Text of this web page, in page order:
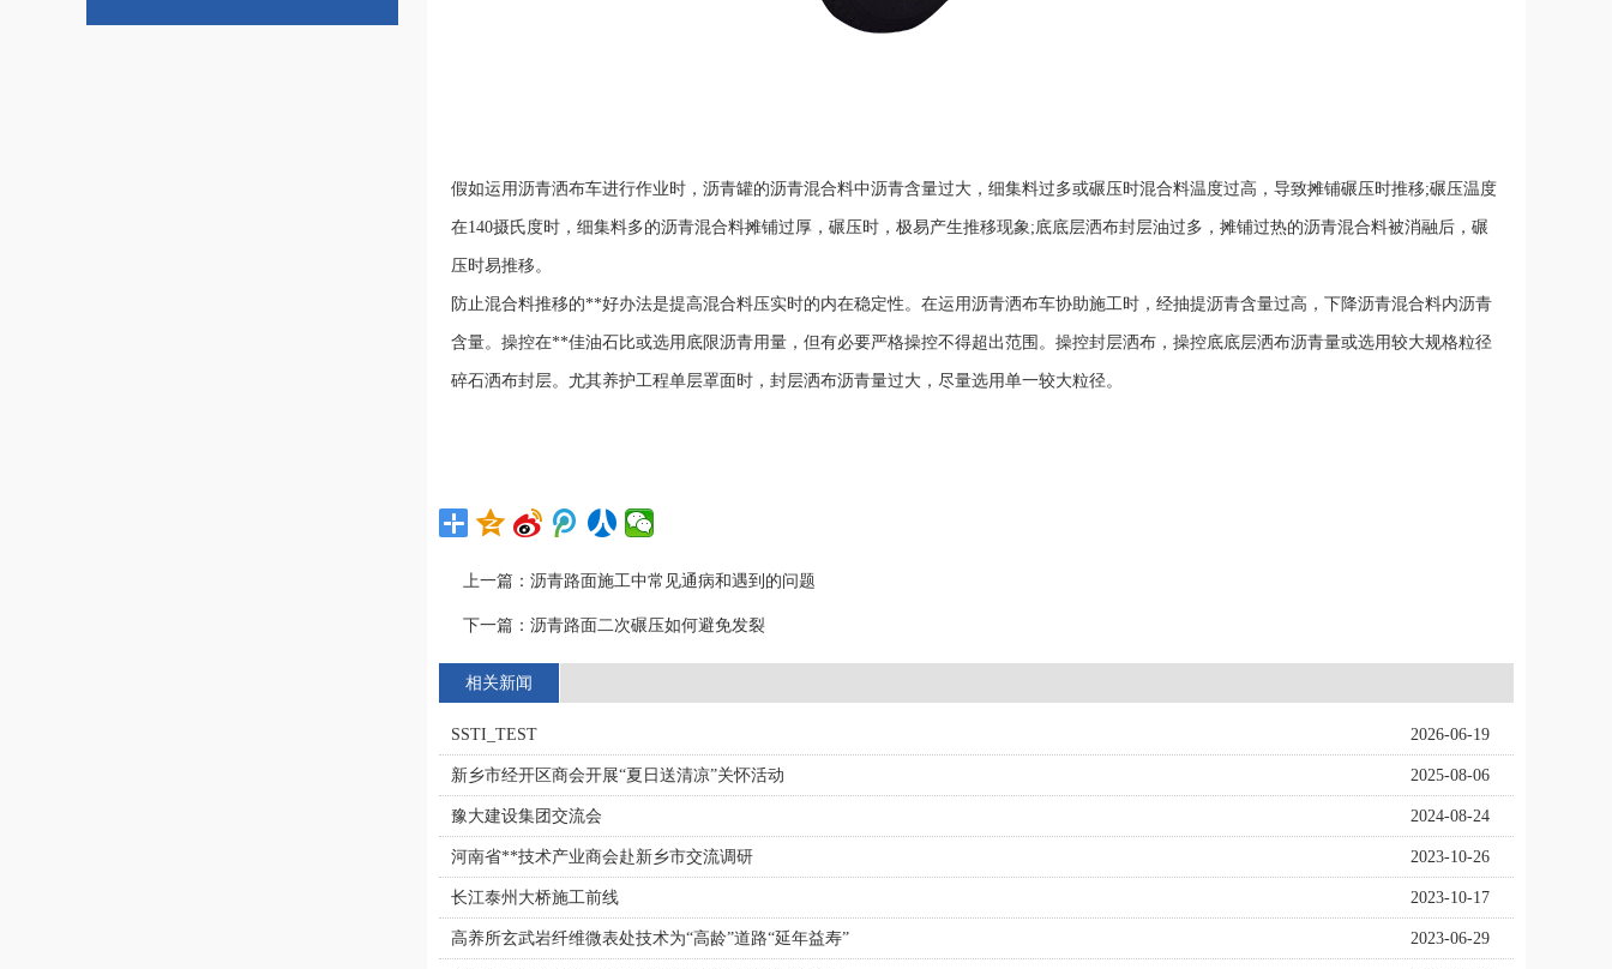
假如运用沥青洒布车进行作业时，沥青罐的沥青混合料中沥青含量过大，细集料过多或碾压时混合料温度过高，导致摊铺碾压时推移;碾压温度
在140摄氏度时，细集料多的沥青混合料摊铺过厚，碾压时，极易产生推移现象;底底层洒布封层油过多，摊铺过热的沥青混合料被消融后，碾
压时易推移。
防止混合料推移的**好办法是提高混合料压实时的内在稳定性。在运用沥青洒布车协助施工时，经抽提沥青含量过高，下降沥青混合料内沥青
含量。操控在**佳油石比或选用底限沥青用量，但有必要严格操控不得超出范围。操控封层洒布，操控底底层洒布沥青量或选用较大规格粒径
碎石洒布封层。尤其养护工程单层罩面时，封层洒布沥青量过大，尽量选用单一较大粒径。
上一篇： 沥青路面施工中常见通病和遇到的问题
下一篇： 沥青路面二次碾压如何避免发裂
相关新闻
SSTI_TEST 2026-06-19
新乡市经开区商会开展“夏日送清凉”关怀活动 2025-08-06
豫大建设集团交流会 2024-08-24
河南省**技术产业商会赴新乡市交流调研 2023-10-26
长江泰州大桥施工前线 2023-10-17
高养所玄武岩纤维微表处技术为“高龄”道路“延年益寿” 2023-06-29